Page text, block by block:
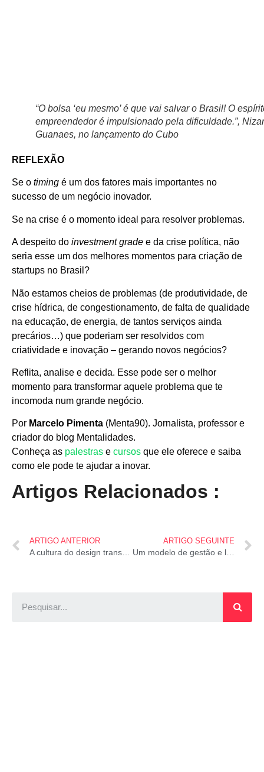
“O bolsa ‘eu mesmo’ é que vai salvar o Brasil! O
empreendedor é impulsionado pela dificuldade.”,
Guanaes, no lançamento do Cubo
REFLEXÃO
Se o timing é um dos fatores mais importantes no
sucesso de um negócio inovador.
Se na crise é o momento ideal para resolver problemas.
A despeito do investment grade e da crise política, não
seria esse um dos melhores momentos para criação de
startups no Brasil?
Não estamos cheios de problemas (de produtividade, de
crise hídrica, de congestionamento, de falta de qualidade
na educação, de energia, de tantos serviços ainda
precários…) que poderiam ser resolvidos com
criatividade e inovação – gerando novos negócios?
Reflita, analise e decida. Esse pode ser o melhor
momento para transformar aquele problema que te
incomoda num grande negócio.
Por Marcelo Pimenta (Menta90). Jornalista, professor e
criador do blog Mentalidades.
Conheça as palestras e cursos que ele oferece e saiba
como ele pode te ajudar a inovar.
Artigos Relacionados :
ARTIGO ANTERIOR ARTIGO SEGUINTE
Um modelo de gestão e liderança para implantar a cultura de resultados